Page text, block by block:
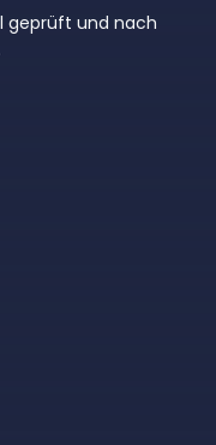
geprüft und nach